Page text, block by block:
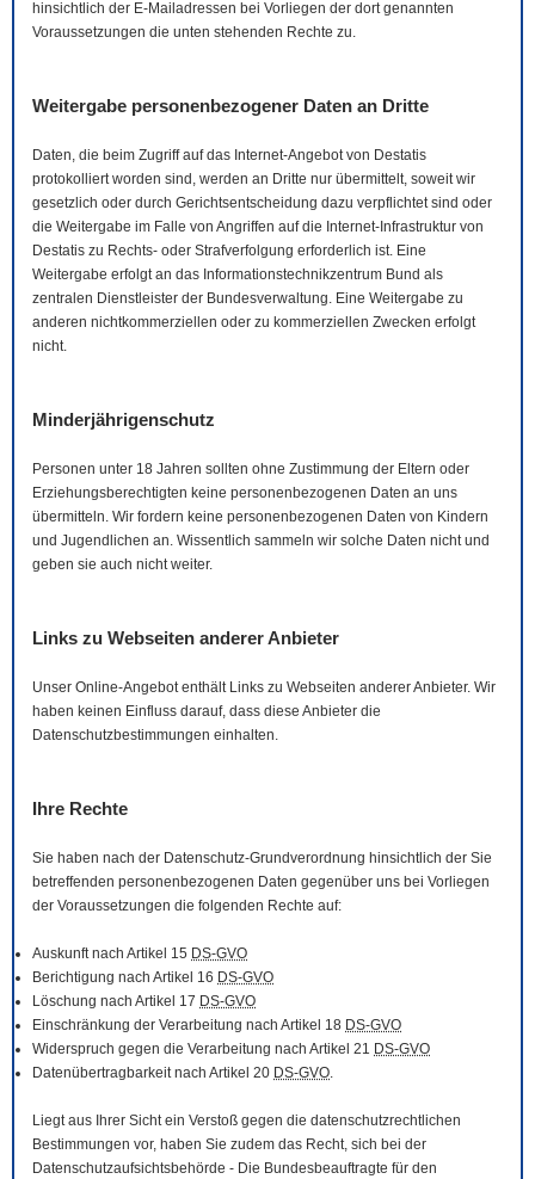
hinsichtlich der E-Mail adressen bei Vorliegen der dort genannten
Voraussetzungen die unten stehenden Rechte zu.
Weitergabe personenbezogener Daten an Dritte
Daten, die beim Zugriff auf das Internet-Angebot von Destatis
protokolliert worden sind, werden an Dritte nur übermittelt, soweit wir
gesetzlich oder durch Gerichtsentscheidung dazu verpflichtet sind oder
die Weitergabe im Falle von Angriffen auf die Internet-Infrastruktur von
Destatis zu Rechts- oder Strafverfolgung erforderlich ist. Eine
Weitergabe erfolgt an das Informationstechnikzentrum Bund als
zentralen Dienstleister der Bundesverwaltung. Eine Weitergabe zu
anderen nichtkommerziellen oder zu kommerziellen Zwecken erfolgt
nicht.
Minderjährigenschutz
Personen unter 18 Jahren sollten ohne Zustimmung der Eltern oder
Erziehungsberechtigten keine personenbezogenen Daten an uns
übermitteln. Wir fordern keine personenbezogenen Daten von Kindern
und Jugendlichen an. Wissentlich sammeln wir solche Daten nicht und
geben sie auch nicht weiter.
Links zu Webseiten anderer Anbieter
Unser Online-Angebot enthält Links zu Webseiten anderer Anbieter. Wir
haben keinen Einfluss darauf, dass diese Anbieter die
Datenschutzbestimmungen einhalten.
Ihre Rechte
Sie haben nach der Datenschutz-Grundverordnung hinsichtlich der Sie
betreffenden personenbezogenen Daten gegenüber uns bei Vorliegen
der Voraussetzungen die folgenden Rechte auf:
Auskunft nach Artikel 15 DS-GVO
Berichtigung nach Artikel 16 DS-GVO
Löschung nach Artikel 17 DS-GVO
Einschränkung der Verarbeitung nach Artikel 18 DS-GVO
Widerspruch gegen die Verarbeitung nach Artikel 21 DS-GVO
Datenübertragbarkeit nach Artikel 20 DS-GVO.
Liegt aus Ihrer Sicht ein Verstoß gegen die datenschutzrechtlichen
Bestimmungen vor, haben Sie zudem das Recht, sich bei der
Datenschutzaufsichtsbehörde - Die Bundesbeauftragte für den